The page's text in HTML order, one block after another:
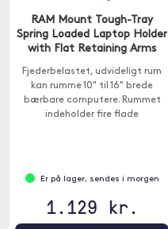
RAM Mount Tough-Tray
Spring Loaded Laptop Holder
with Flat Retaining Arms
Fjederbelastet, udvideligt rum
kan rumme 10" til 16" brede
bærbare computere. Rummet
indeholder fire flade
Er på lager, sendes i morgen
1.129 kr.